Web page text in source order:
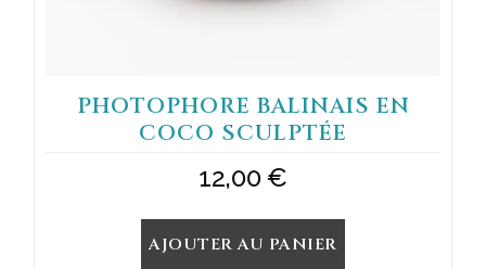
PHOTOPHORE BALINAIS EN
COCO SCULPTÉE
12,00€
AJOUTER AU PANIER